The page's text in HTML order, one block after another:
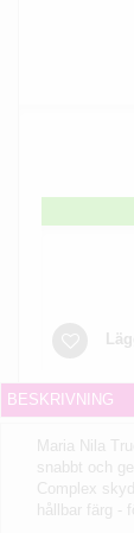
BESKRIVNING
Maria Nila
snabbt och
Complex
hållbar färg -